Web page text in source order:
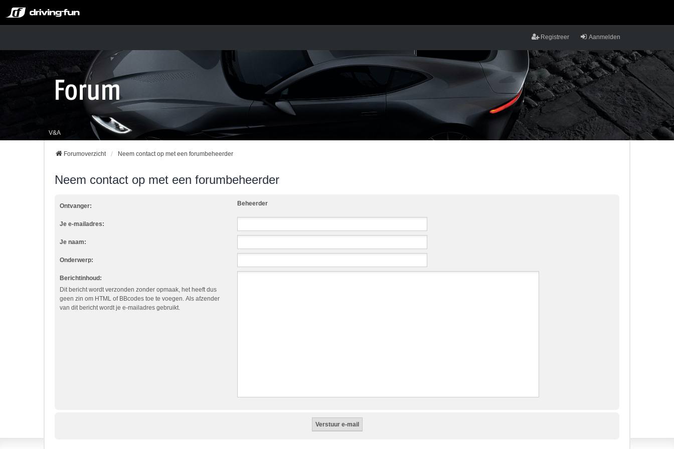
Aanmelden
Registreer
V&A
Forumoverzicht Neem contact op met een forumbeheerder
Neem contact op met een forumbeheerder
Ontvanger: Beheerder
Je e-mailadres:
Je naam:
Onderwerp:
Berichtinhoud:
Dit bericht wordt verzonden zonder opmaak, het heeft dus
geen zin om HTML of BBcodes toe te voegen. Als afzender
van dit bericht wordt je e-mailadres gebruikt.